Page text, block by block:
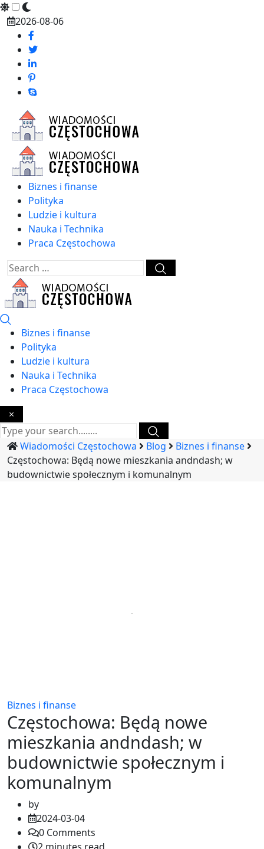
Skip
content
2026-08-06
Biznes i finanse
Polityka
Ludzie i kultura
Nauka i Technika
Praca Częstochowa
Biznes i finanse
Polityka
Ludzie i kultura
Nauka i Technika
Praca Częstochowa
×
Wiadomości Częstochowa Blog
Biznes i finanse
Częstochowa: Będą nowe mieszkania andndash; w
budownictwie społecznym i komunalnym
Biznes i finanse
Częstochowa: Będą nowe
mieszkania andndash; w
budownictwie społecznym i
komunalnym
by
2024-03-04
0 Comments
2 minutes read